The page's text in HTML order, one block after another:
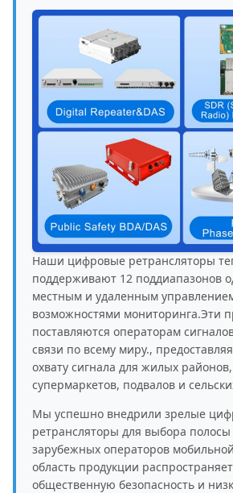
Наши цифровые ретрансляторы
поддерживают 12 поддиапазонов
местным и удаленным
возможностями мониторинга.Эти
поставляются операторам
связи по всему миру.,
охвату сигнала для жилых
супермаркетов, подвалов и
Мы успешно внедрили зрелые
ретрансляторы для выбора
зарубежных операторов
область продукции
общественную безопасность и